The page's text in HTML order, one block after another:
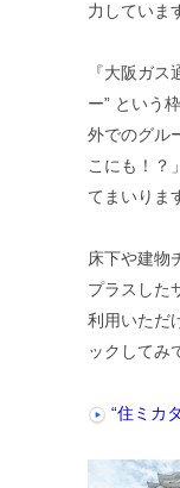
力していま
『大阪ガ
ー” という
外でのグル
こにも！？
てまいりま
床下や建物
プラスした
利用いただ
ックしてみ
“住ミカ